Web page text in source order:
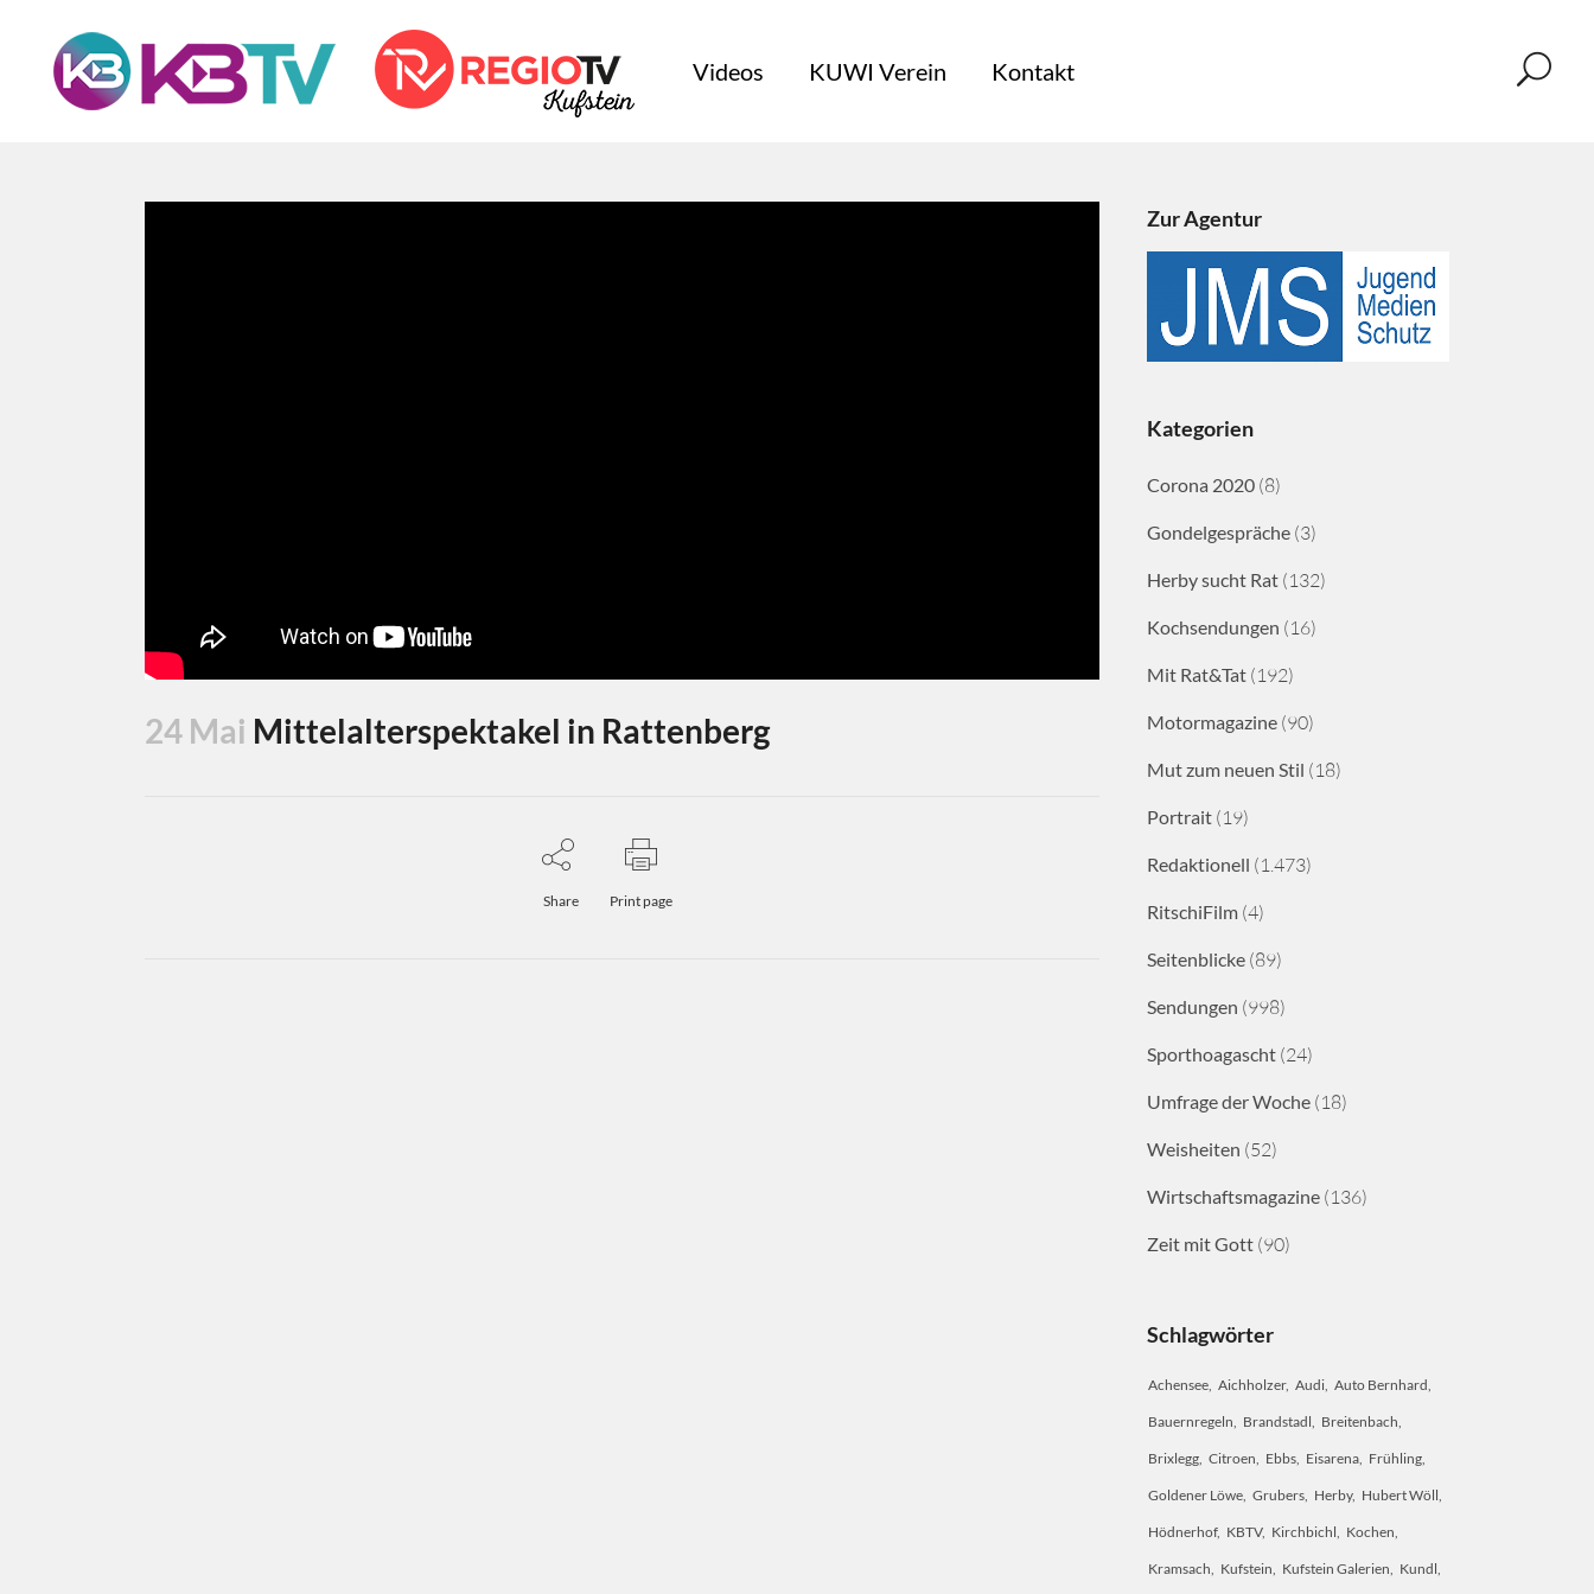
Videos KUWI Verein Kontakt
24 Mai Mittelalterspektakel in Rattenberg
Share Print page
Zur Agentur
Kategorien
Corona 2020 (8)
Gondelgespräche (3)
Herby sucht Rat (132)
Kochsendungen (16)
Mit Rat&Tat (192)
Motormagazine (90)
Mut zum neuen Stil (18)
Portrait (19)
Redaktionell (1.473)
RitschiFilm (4)
Seitenblicke (89)
Sendungen (998)
Sporthoagascht (24)
Umfrage der Woche (18)
Weisheiten (52)
Wirtschaftsmagazine (136)
Zeit mit Gott (90)
Schlagwörter
Achensee Aichholzer Audi Auto Bernhard
Bauernregeln Brandstadl Breitenbach
Brixlegg Citroen Ebbs Eisarena Frühling
Goldener Löwe Grubers Herby Hubert Wöll
Hödnerhof KBTV Kirchbichl Kochen
Kramsach Kufstein Kufstein Galerien Kundl